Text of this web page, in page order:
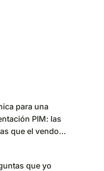
para una
PIM: las
que el vendor
que yo